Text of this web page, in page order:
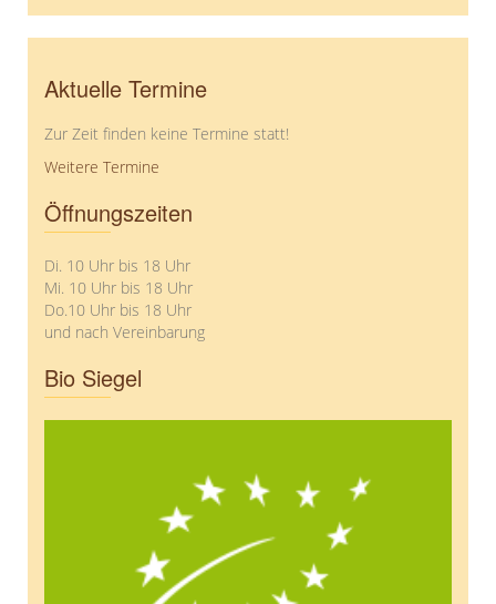
Aktuelle Termine
Zur Zeit finden keine Termine statt!
Weitere Termine
Öffnungszeiten
Di. 10 Uhr bis 18 Uhr
Mi. 10 Uhr bis 18 Uhr
Do.10 Uhr bis 18 Uhr
und nach Vereinbarung
Bio Siegel